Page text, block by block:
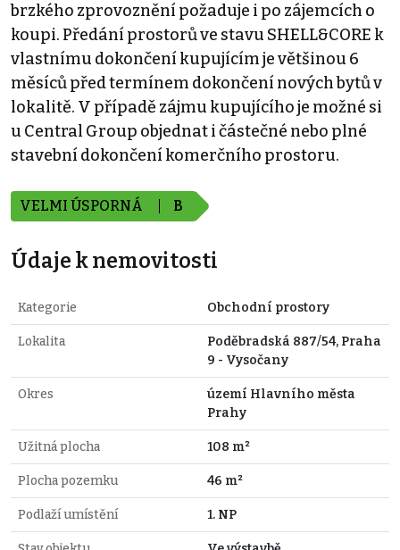
brzkého zprovoznění požaduje i po zájemcích o
koupi. Předání prostorů ve stavu SHELL&CORE k
vlastnímu dokončení kupujícím je většinou 6
měsíců před termínem dokončení nových bytů v
lokalitě. V případě zájmu kupujícího je možné si
u Central Group objednat i částečné nebo plné
stavební dokončení komerčního prostoru.
VELMI ÚSPORNÁ B
Údaje k nemovitosti
Kategorie Obchodní prostory
Lokalita
Poděbradská 887/54, Praha
9 - Vysočany
Okres
území Hlavního města
Prahy
Užitná plocha 108 m²
Plocha pozemku 46 m²
Podlaží umístění 1. NP